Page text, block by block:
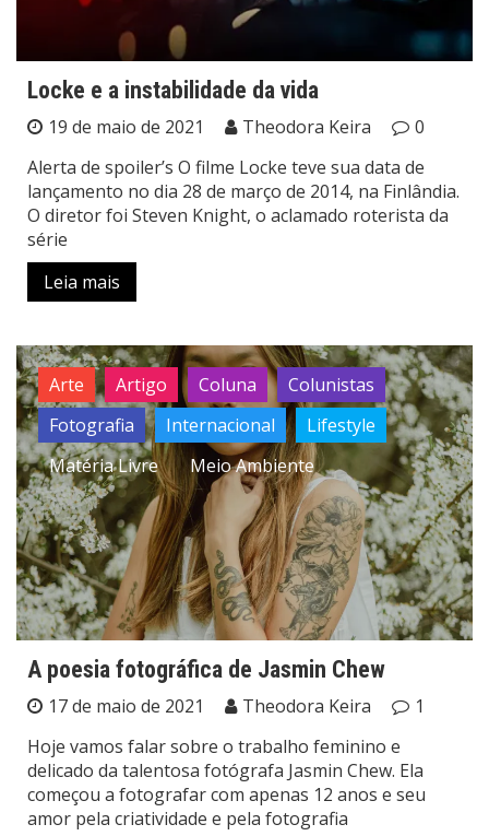
Locke e a instabilidade da vida
19 de maio de 2021 Theodora Keira
0
Alerta de spoiler’s O filme Locke teve sua data de
lançamento no dia 28 de março de 2014, na Finlândia.
O diretor foi Steven Knight, o aclamado roterista da
série
Leia mais
Arte Artigo Coluna
Colunistas
Fotografia
Internacional
Lifestyle
Matéria Livre
Meio Ambiente
A poesia fotográfica de Jasmin Chew
17 de maio de 2021 Theodora Keira
1
Hoje vamos falar sobre o trabalho feminino e
delicado da talentosa fotógrafa Jasmin Chew. Ela
começou a fotografar com apenas 12 anos e seu
amor pela criatividade e pela fotografia